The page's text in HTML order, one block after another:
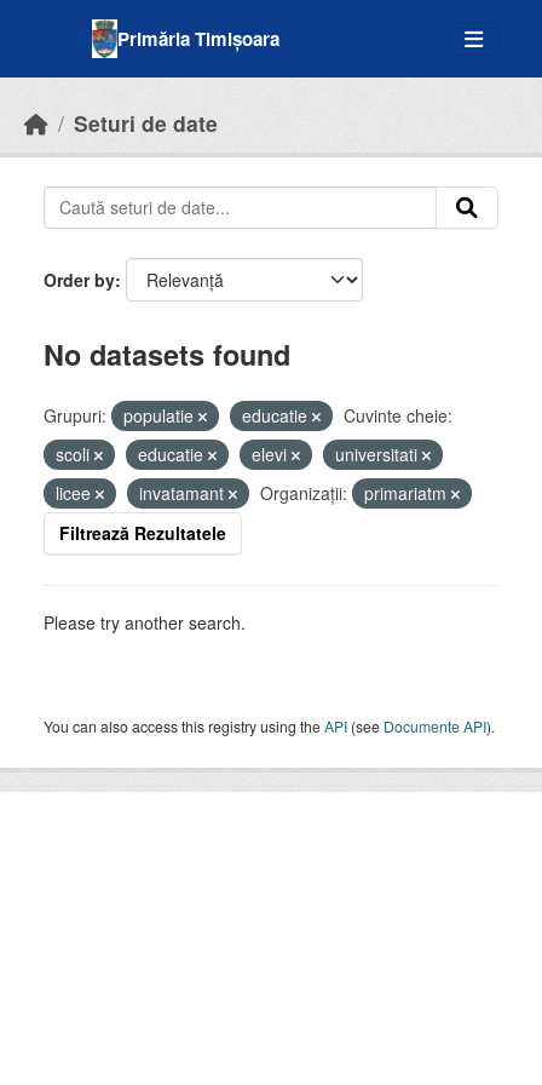
Primăria Timișoara
Seturi de date
Order by
No datasets found
Grupuri: populatie educatie
Cuvinte cheie:
scoli
educatie elevi
universitati
licee
invatamant Organizații:
primariatm
Filtrează Rezultatele
Please try another search.
You can also access this registry using theAPI (see Documente API).